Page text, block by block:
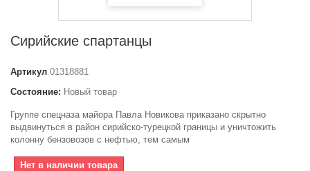
Сирийские спартанцы
Артикул 01318881
Состояние: Новый товар
Группе спецназа майора Павла Новикова приказано скрытно
выдвинуться в район сирийско-турецкой границы и уничтожить
колонну бензовозов с нефтью, тем самым
Нет в наличии товара